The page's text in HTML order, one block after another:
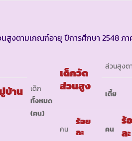
สูงตามเกณฑ์อายุ ปีการศึกษา 2548 ภา
เด็ก
ทั้งหมด
(คน)
เด็กวัด
ส่วนสูง
ส่วนสูงต
บ้าน เตี้ย
คน
ร้อย
ละ
คน
ร้
ละ